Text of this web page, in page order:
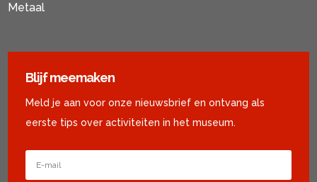
Metaal
Blijf meemaken
Meld je aan voor onze nieuwsbrief en ontvang als
eerste tips over activiteiten in het museum.